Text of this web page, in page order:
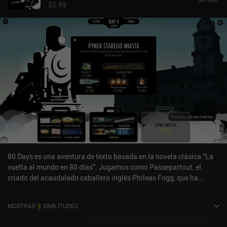
$5.99
80 Days es una aventura de texto basada en la novela clásica "La
vuelta al mundo en 80 días". Jugamos como Passepartout, el
criado del acaudalado caballero inglés Phileas Fogg, que ha
libertad que proporciona. Hay un gran número de opciones que
MOSTRAR 8 SIMILITUDES